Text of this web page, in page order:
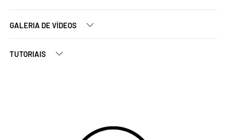
GALERIA DE VÍDEOS
TUTORIAIS